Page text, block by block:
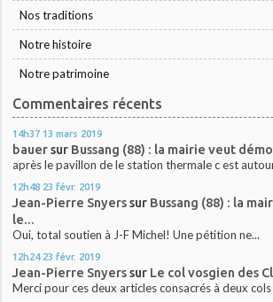
Nos traditions
Notre histoire
Notre patrimoine
Commentaires récents
14h37 13 mars 2019
bauersur Bussang (88) : la mairie veut
après le pavillon de le station thermale c est
12h48 23 févr. 2019
Jean-Pierre Snyerssur Bussang (88) : la
le...
Oui, total soutien à J-F Michel! Une pétition ne...
12h24 23 févr. 2019
Jean-Pierre Snyerssur Le col vosgien des
Merci pour ces deux articles consacrés à deux cols